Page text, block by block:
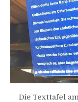
Die Texttafel